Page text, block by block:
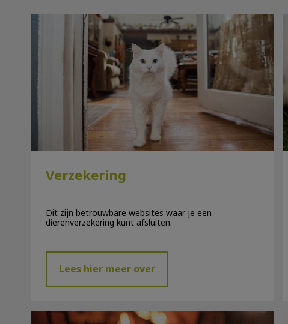
Verzekering
Verzekering
Dit zijn betrouwbare websites waar je een
dierenverzekering kunt afsluiten.
Lees hier meer over
Vuurwerkangst bij hond of kat